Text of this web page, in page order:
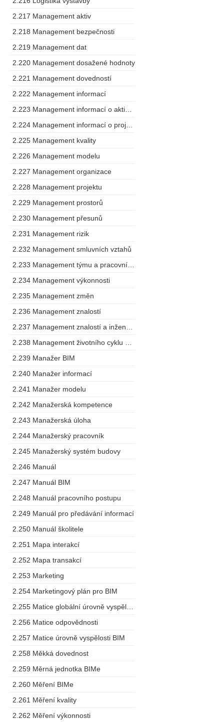
2.217 Management aktiv
2.218 Management bezpečnosti
2.219 Management dat
2.220 Management dosažené hodnoty
2.221 Management dovedností
2.222 Management informací
2.225 Management kvality
2.226 Management modelu
2.227 Management organizace
2.228 Management projektu
2.229 Management prostorů
2.230 Management přesunů
2.231 Management rizik
2.232 Management smluvních vztahů
2.234 Management výkonnosti
2.235 Management změn
2.236 Management znalostí
2.239 Manažer BIM
2.240 Manažer informací
2.241 Manažer modelu
2.242 Manažerská kompetence
2.243 Manažerská úloha
2.244 Manažerský pracovník
2.245 Manažerský systém budovy
2.246 Manuál
2.247 Manuál BIM
2.248 Manuál pracovního postupu
2.249 Manuál pro předávání informací
2.250 Manuál školitele
2.251 Mapa interakcí
2.252 Mapa transakcí
2.253 Marketing
2.254 Marketingový plán pro BIM
2.256 Matice odpovědnosti
2.257 Matice úrovně vyspělosti BIM
2.258 Měkká dovednost
2.259 Měrná jednotka BIMe
2.260 Měření BIMe
2.261 Měření kvality
2.262 Měření výkonnosti